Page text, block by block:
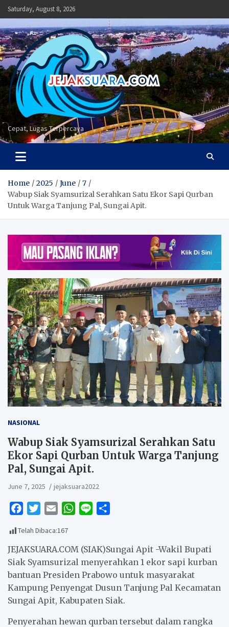
Skip
to
content
Saturday, August 8, 2026
Cepat, Lugas Terpercaya
Home 2025 June
7
Wabup Siak Syamsurizal Serahkan Satu Ekor Sapi Qurban
Untuk Warga Tanjung Pal, Sungai Apit.
NASIONAL
Wabup Siak Syamsurizal Serahkan Satu
Ekor Sapi Qurban Untuk Warga Tanjung
Pal, Sungai Apit.
June 7, 2025 jejaksuara2022
c
e
b
o
o
k
i
t
t
e
r
a
i
l
W
t
s
A
p
p
e
r
e
Telah Dibaca:167
JEJAKSUARA.COM (SIAK)Sungai Apit -Wakil Bupati
Siak Syamsurizal menyerahkan 1 ekor sapi kurban
bantuan Presiden Prabowo untuk masyarakat
Kampung Penyengat Dusun Tanjung Pal Kecamatan
Sungai Apit, Kabupaten Siak.
Penyerahan hewan qurban tersebut dalam rangka